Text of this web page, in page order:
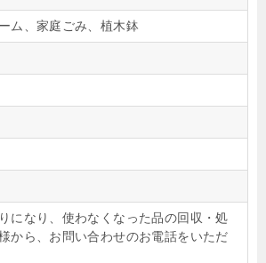
ム、家庭ごみ、植木鉢
になり、使わなくなった品の回収・処
から、お問い合わせのお電話をいただ